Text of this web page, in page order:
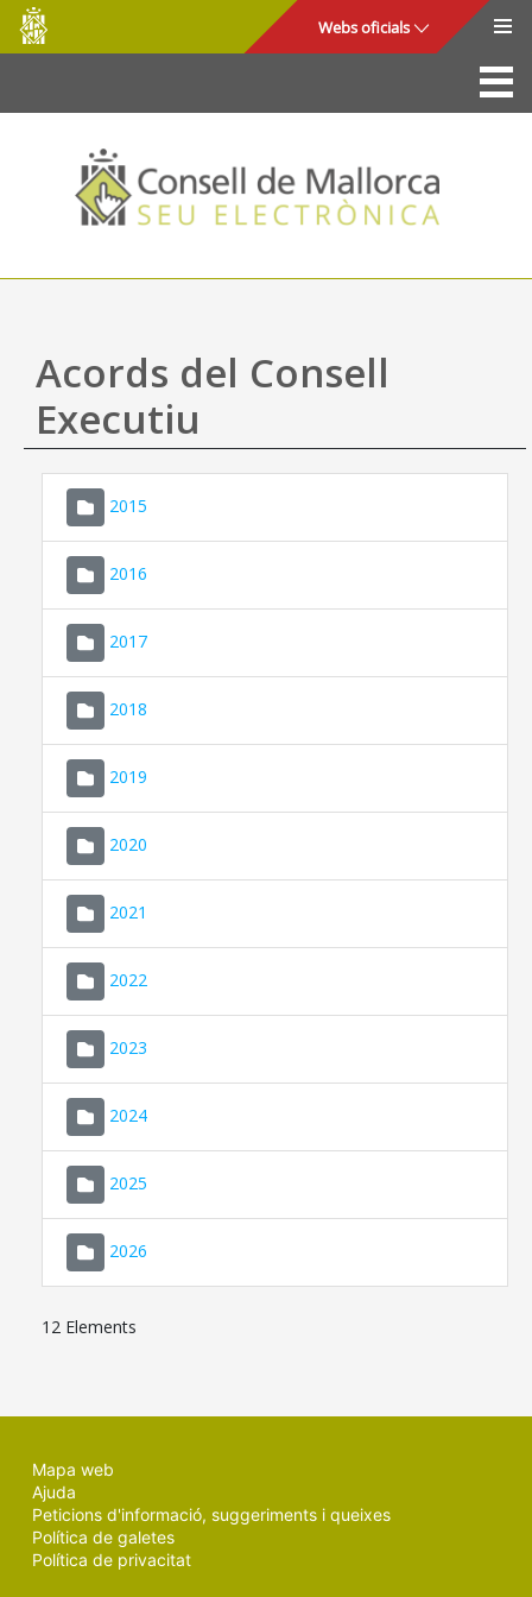
Salta al contingut principal
Consell
de
Mallorca
Webs oficials
La Seu
Consell de Mallorca
Accés i seguretat
Utilitats
Ajuda
Acords del Consell
Executiu
2015
2016
2017
2018
2019
2020
2021
2022
2023
2024
2025
2026
12 Elements
Mapa web
Ajuda
Peticions d'informació, suggeriments i queixes
Política de galetes
Política de privacitat